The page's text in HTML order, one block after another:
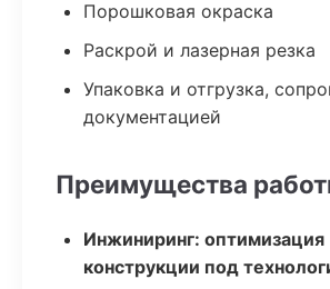
Порошковая окраска
Раскрой и лазерная резка
Упаковка и отгрузка,
документацией
Преимущества
Инжиниринг: оптимизация
конструкции под